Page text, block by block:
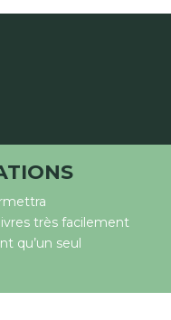
très facilement
qu’un seul